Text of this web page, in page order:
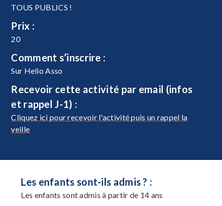
TOUS PUBLICS !
Prix :
20
Comment s’inscrire :
Sur Hello Asso
Recevoir cette activité par email (infos
et rappel J-1) :
Cliquez ici pour recevoir l'activité puis un rappel la
veille
Les enfants sont-ils admis ? :
Les enfants sont admis à partir de 14 ans